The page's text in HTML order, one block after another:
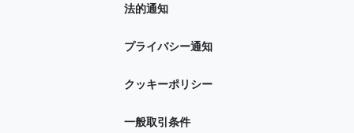
法的通知
プライバシー通知
クッキーポリシー
一般取引条件